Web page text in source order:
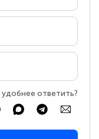
удобнее ответить?